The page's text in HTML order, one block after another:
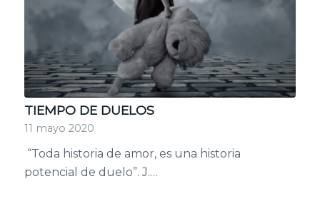
TIEMPO DE DUELOS
11 mayo 2020
“Toda historia de amor, es una historia
potencial de duelo”. J.…